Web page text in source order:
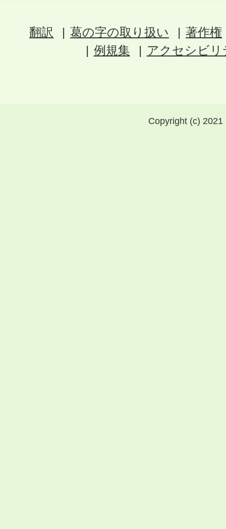
翻訳 葛の字の取り扱い
著作権
例規集
アクセシビ
Copyright (c)